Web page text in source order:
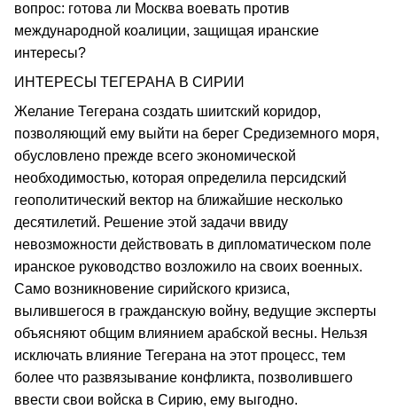
вопрос: готова ли Москва воевать против
международной коалиции, защищая иранские
интересы?
ИНТЕРЕСЫ ТЕГЕРАНА В СИРИИ
Желание Тегерана создать шиитский коридор,
позволяющий ему выйти на берег Средиземного моря,
обусловлено прежде всего экономической
необходимостью, которая определила персидский
геополитический вектор на ближайшие несколько
десятилетий. Решение этой задачи ввиду
невозможности действовать в дипломатическом поле
иранское руководство возложило на своих военных.
Само возникновение сирийского кризиса,
вылившегося в гражданскую войну, ведущие эксперты
объясняют общим влиянием арабской весны. Нельзя
исключать влияние Тегерана на этот процесс, тем
более что развязывание конфликта, позволившего
ввести свои войска в Сирию, ему выгодно.